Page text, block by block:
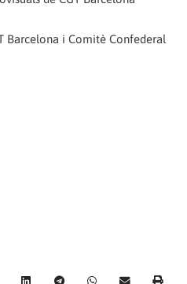
Barcelona i Comitè Confederal